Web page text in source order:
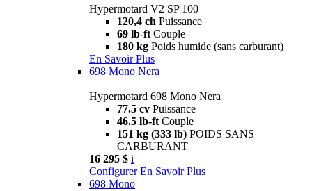
Hypermotard V2 SP 100
120,4 ch Puissance
69 lb-ft Couple
180 kg Poids humide (sans carburant)
En Savoir Plus
698 Mono Nera
Hypermotard 698 Mono Nera
77.5 cv Puissance
46.5 lb-ft Couple
151 kg (333 lb) POIDS SANS
CARBURANT
16 295 $ i
Configurer En Savoir Plus
698 Mono